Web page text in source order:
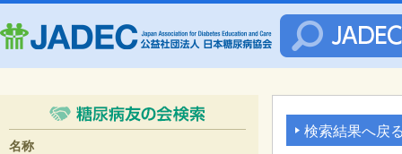
名称
検索結果へ戻